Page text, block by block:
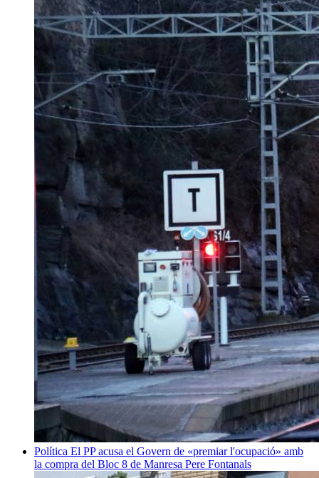
Política El PP acusa el Govern de «premiar l'ocupació» amb
la compra del Bloc 8 de Manresa Pere Fontanals